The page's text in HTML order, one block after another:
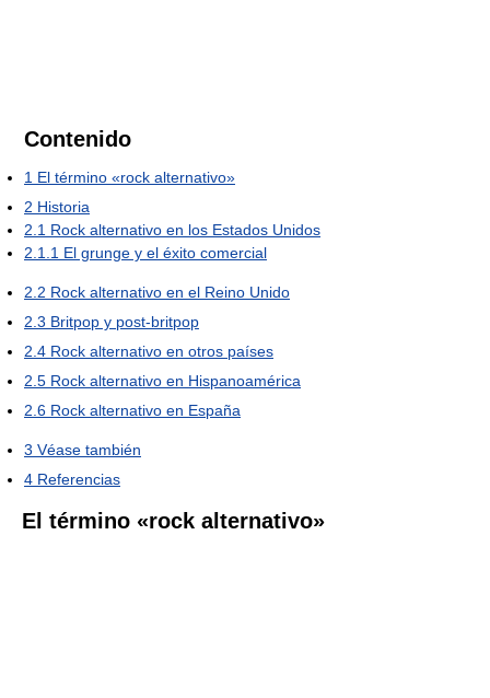
Contenido
1 El término «rock alternativo»
2 Historia
2.1 Rock alternativo en los Estados Unidos
2.1.1 El grunge y el éxito comercial
2.2 Rock alternativo en el Reino Unido
2.3 Britpop y post-britpop
2.4 Rock alternativo en otros países
2.5 Rock alternativo en Hispanoamérica
2.6 Rock alternativo en España
3 Véase también
4 Referencias
El término «rock alternativo»